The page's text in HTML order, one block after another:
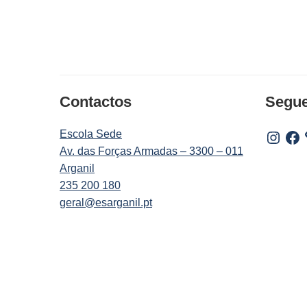
Contactos
Escola Sede
Av. das Forças Armadas – 3300 – 011
Arganil
235 200 180
geral@esarganil.pt